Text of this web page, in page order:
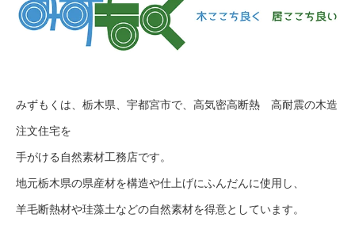
みずもくは、栃木県、宇都宮市で、高気密高断熱 高耐震の木造
注文住宅を
手がける自然素材工務店です。
地元栃木県の県産材を構造や仕上げにふんだんに使用し、
羊毛断熱材や珪藻土などの自然素材を得意としています。